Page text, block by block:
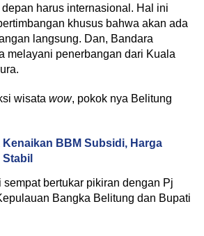
harus internasional. Hal ini
khusus bahwa akan ada
langsung. Dan, Bandara
melayani penerbangan dari Kuala
wisata wow, pokok nya Belitung
Kenaikan BBM Subsidi, Harga
sempat bertukar pikiran dengan Pj
Bangka Belitung dan Bupati